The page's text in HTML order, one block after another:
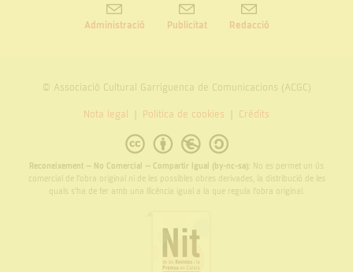
Administració Publicitat Redacció
© Associació Cultural Garriguenca de Comunicacions (ACGC)
Nota legal Politica de cookies Crèdits
Reconeixement – No Comercial – Compartir Igual (by-nc-sa): No es permet un ús
comercial de l’obra original ni de les possibles obres derivades, la distribució de les
quals s’ha de fer amb una llicència igual a la que regula l’obra original.